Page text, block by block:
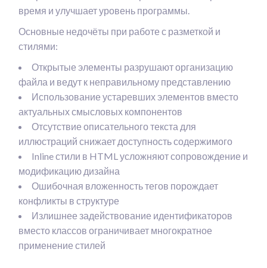
время и улучшает уровень программы.
Основные недочёты при работе с разметкой и
стилями:
Открытые элементы разрушают организацию
файла и ведут к неправильному представлению
Использование устаревших элементов вместо
актуальных смысловых компонентов
Отсутствие описательного текста для
иллюстраций снижает доступность содержимого
Inline стили в HTML усложняют сопровождение и
модификацию дизайна
Ошибочная вложенность тегов порождает
конфликты в структуре
Излишнее задействование идентификаторов
вместо классов ограничивает многократное
применение стилей